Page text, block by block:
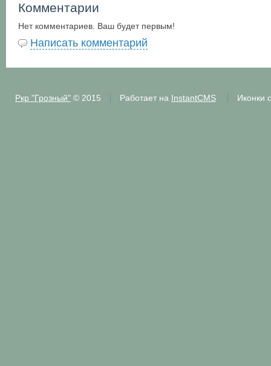
Комментарии
Нет комментариев. Ваш будет первым!
Написать комментарий
Ркр "Грозный"© 2015 Работает на InstantCMS Иконки